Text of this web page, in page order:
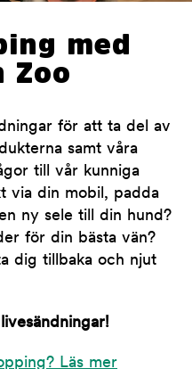
med
Zoo
för att ta del av
samt våra
till vår kunniga
via din mobil, padda
ny sele till din hund?
för din bästa vän?
dig tillbaka och njut
Läs mer